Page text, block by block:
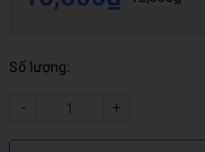
Số lượng:
- +